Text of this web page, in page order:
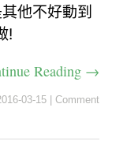
他不好動到
!
Reading →
03-15 | Comment